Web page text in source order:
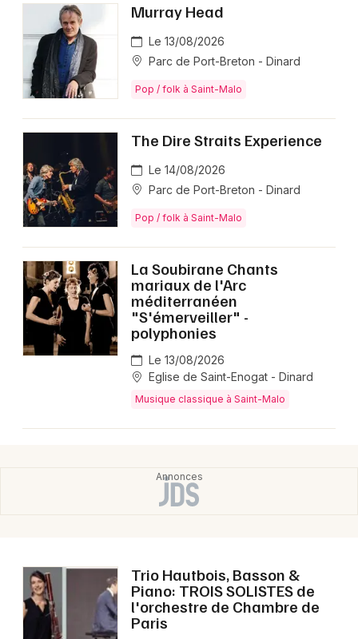
Agenda en Ille-et-Vilaine
Agenda en Bretagne
Newsletter des sorties
Artistes en tournée
Actus à Saint-Malo
Magazine à Saint-Malo
Je m'abonne
Murray Head
Le 13/08/2026
Parc de Port-Breton - Dinard
Pop / folk à Saint-Malo
The Dire Straits Experience
Le 14/08/2026
Parc de Port-Breton - Dinard
Pop / folk à Saint-Malo
La Soubirane Chants
mariaux de l'Arc
méditerranéen
"S'émerveiller" -
polyphonies
Le 13/08/2026
Eglise de Saint-Enogat - Dinard
Musique classique à Saint-Malo
Trio Hautbois, Basson &
Piano: TROIS SOLISTES de
l'orchestre de Chambre de
Paris